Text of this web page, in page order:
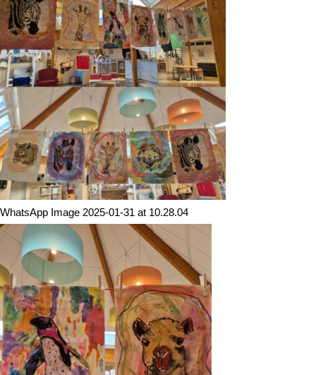
WhatsApp Image 2025-01-31 at 10.28.04